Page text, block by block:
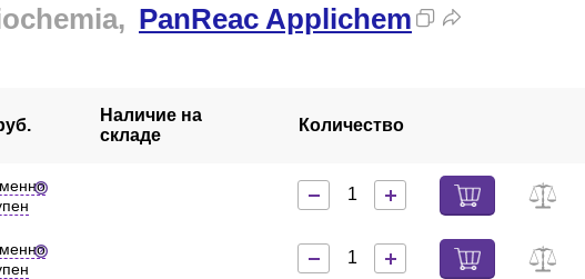
PanReac Applichem
Наличие на
складе
Количество